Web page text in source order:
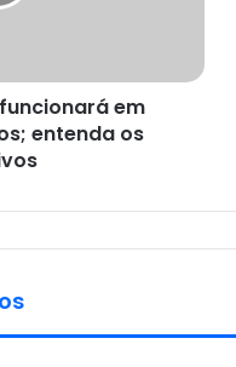
em
entenda os